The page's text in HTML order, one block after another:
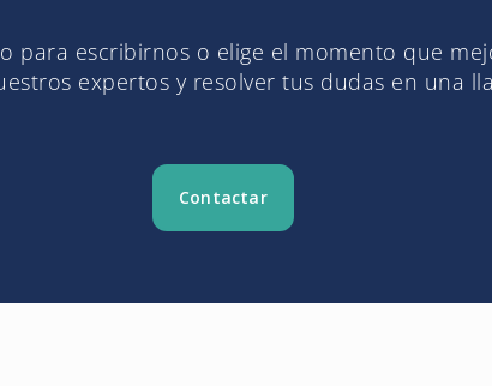
para escribirnos o elige el momento que
expertos y resolver tus dudas en una
Contactar